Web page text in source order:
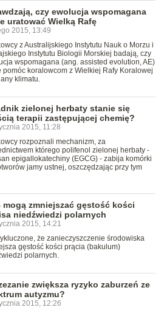
czy ewolucja wspomagana
uratować Wielką Rafę
2015, 13:49
z Australijskiego Instytutu Nauk o Morzu i
Instytutu Biologii Morskiej badają, czy
wspomagana (ang. assisted evolution, AE)
pomóc koralowcom z Wielkiej Rafy Koralowej
klimatu.
zielonej herbaty stanie się
terapii zastępującej chemię?
2015, 11:28
rozpoznali mechanizm, za
którego polifenol zielonej herbaty -
epigallokatechiny (EGCG) - zabija komórki
jamy ustnej, oszczędzając przy tym
mogą zmniejszać gęstość kości
niedźwiedzi polarnych
2015, 14:21
że zanieczyszczenie środowiska
gęstość kości prącia (bakulum)
polarnych.
zwiększa ryzyko zaburzeń ze
autyzmu?
2015, 12:26